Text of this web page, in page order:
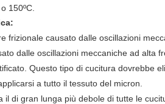
150ºC.
frizionale causato dalle oscillazioni
dalle oscillazioni meccaniche ad alta
Questo tipo di cucitura dovrebbe
a tutto il tessuto del micron.
il di gran lunga più debole di tutte le